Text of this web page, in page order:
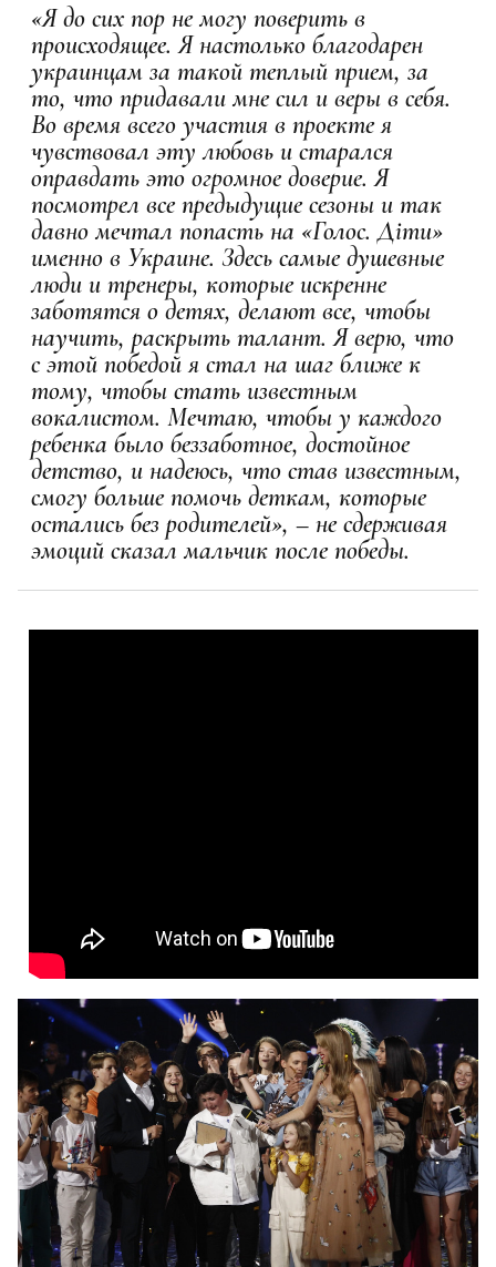
«Я до сих пор не могу поверить в
происходящее. Я настолько благодарен
украинцам за такой теплый прием, за
то, что придавали мне сил и веры в себя.
Во время всего участия в проекте я
чувствовал эту любовь и старался
оправдать это огромное доверие. Я
посмотрел все предыдущие сезоны и так
давно мечтал попасть на «Голос. Діти»
именно в Украине. Здесь самые душевные
люди и тренеры, которые искренне
заботятся о детях, делают все, чтобы
научить, раскрыть талант. Я верю, что
с этой победой я стал на шаг ближе к
тому, чтобы стать известным
вокалистом. Мечтаю, чтобы у каждого
ребенка было беззаботное, достойное
детство, и надеюсь, что став известным,
смогу больше помочь деткам, которые
остались без родителей», – не сдерживая
эмоций сказал мальчик после победы.